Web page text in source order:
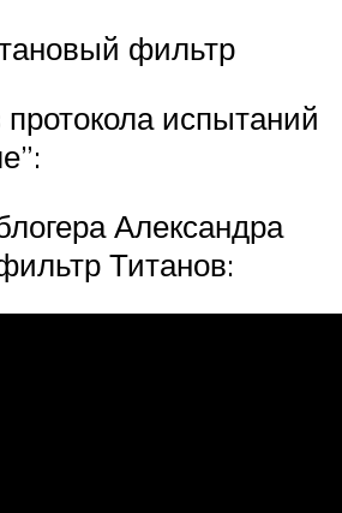
фильтр
испытаний
Александра
Титанов: